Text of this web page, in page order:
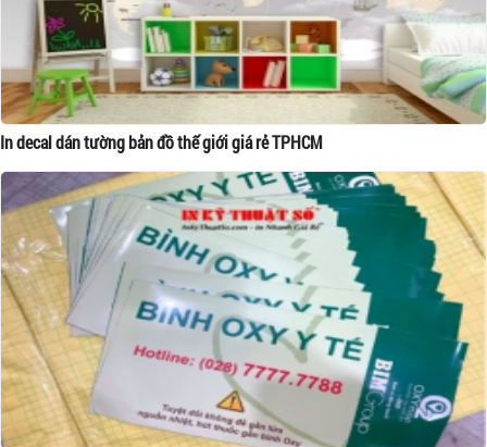
In decal dán tường bản đồ thế giới giá rẻ TPHCM